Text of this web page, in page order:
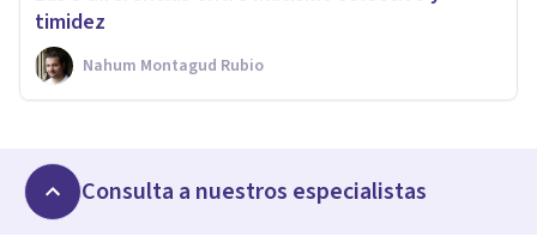
timidez
Nahum Montagud Rubio
Consulta a nuestros especialistas